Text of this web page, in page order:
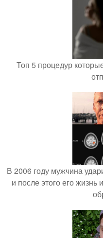
Топ 5 процедур
В 2006 году мужчина
и после этого его